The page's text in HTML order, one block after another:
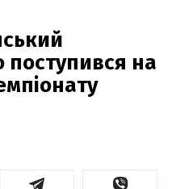
поступився на